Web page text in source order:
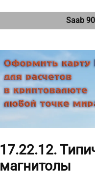
Saab
17.22.12.
магнитолы